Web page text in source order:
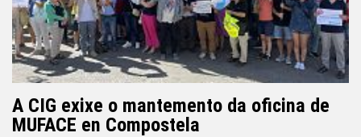
A CIG exixe o mantemento da oficina de
MUFACE en Compostela